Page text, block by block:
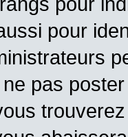
pour
pas